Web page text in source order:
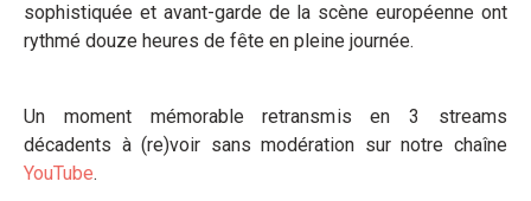
sophistiquée et avant-garde de la scène européenne ont
rythmé douze heures de fête en pleine journée.
Un moment mémorable retransmis en 3 streams
décadents à (re)voir sans modération sur notre chaîne
YouTube.